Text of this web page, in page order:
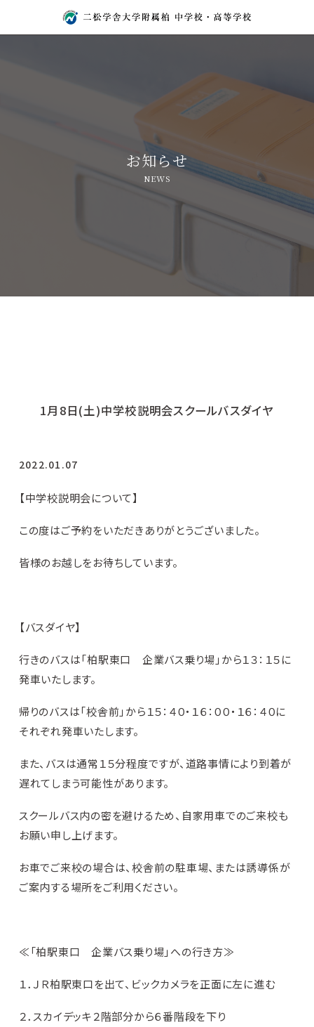
お知らせ
NEWS
1月8日(土)中学校説明会スクールバスダイヤ
2022.01.07
【中学校説明会について】
この度はご予約をいただきありがとうございました。
皆様のお越しをお待ちしています。
【バスダイヤ】
行きのバスは「柏駅東口 企業バス乗り場」から１３：１５に
発車いたします。
帰りのバスは「校舎前」から１５：４０・１６：００・１６：４０に
それぞれ発車いたします。
また、バスは通常１５分程度ですが、道路事情により到着が
遅れてしまう可能性があります。
スクールバス内の密を避けるため、自家用車でのご来校も
お願い申し上げます。
お車でご来校の場合は、校舎前の駐車場、または誘導係が
ご案内する場所をご利用ください。
≪「柏駅東口 企業バス乗り場」への行き方≫
１．ＪＲ柏駅東口を出て、ビックカメラを正面に左に進む
２．スカイデッキ２階部分から６番階段を下り